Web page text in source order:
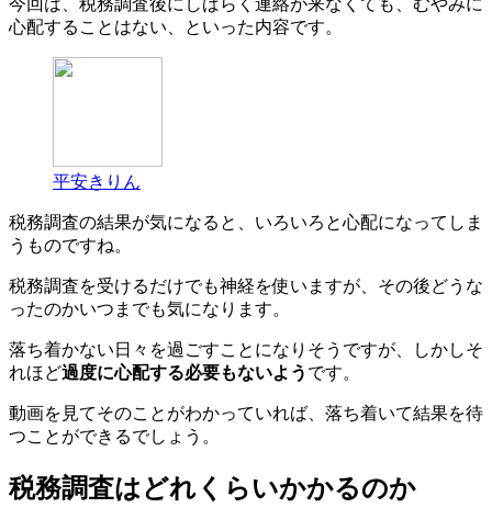
心配することはない、といった内容です。
平安きりん
税務調査の結果が気になると、いろいろと心配になってしま
うものですね。
税務調査を受けるだけでも神経を使いますが、その後どうな
ったのかいつまでも気になります。
落ち着かない日々を過ごすことになりそうですが、しかしそ
れほど過度に心配する必要もないよう です。
動画を見てそのことがわかっていれば、落ち着いて結果を待
つことができるでしょう。
税務調査はどれくらいかかるのか